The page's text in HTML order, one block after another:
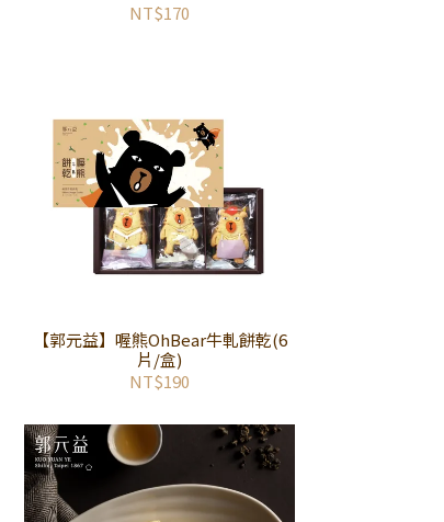
NT$170
【郭元益】喔熊OhBear牛軋餅乾(6
片/盒)
NT$190